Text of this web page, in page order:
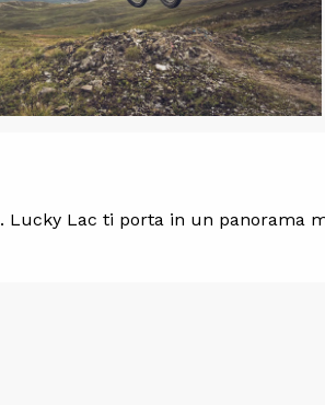
Lucky Lac ti porta in un panorama